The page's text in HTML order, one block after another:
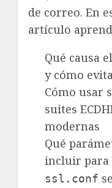
de correo. En
artículo
Qué causa
y cómo
Cómo usar
suites
modernas
Qué
incluir para
ssl.conf